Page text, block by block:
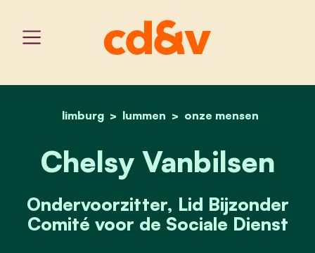
home
limburg lummen onze mensen
chelsy vanbilsen
Chelsy Vanbilsen
Ondervoorzitter, Lid Bijzonder
Comité voor de Sociale Dienst